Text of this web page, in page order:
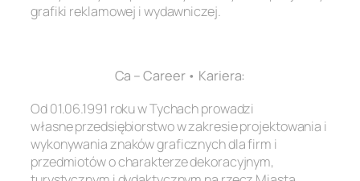
grafiki reklamowej i wydawniczej.
Ca – Career • Kariera:
Od 01.06.1991 roku w Tychach prowadzi
własne przedsiębiorstwo w zakresie projektowania i
wykonywania znaków graficznych dla firm i
przedmiotów o charakterze dekoracyjnym,